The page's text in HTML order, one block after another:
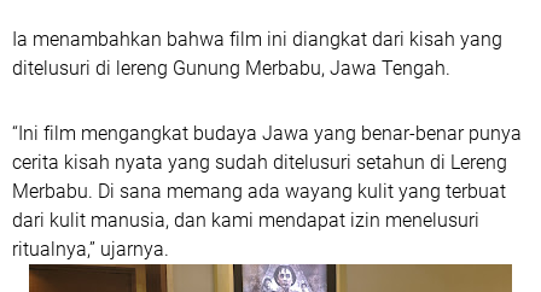
Ia menambahkan bahwa film ini diangkat dari kisah yang
ditelusuri di lereng Gunung Merbabu, Jawa Tengah.
“Ini film mengangkat budaya Jawa yang benar-benar punya
cerita kisah nyata yang sudah ditelusuri setahun di Lereng
Merbabu. Di sana memang ada wayang kulit yang terbuat
dari kulit manusia, dan kami mendapat izin menelusuri
ritualnya,” ujarnya.